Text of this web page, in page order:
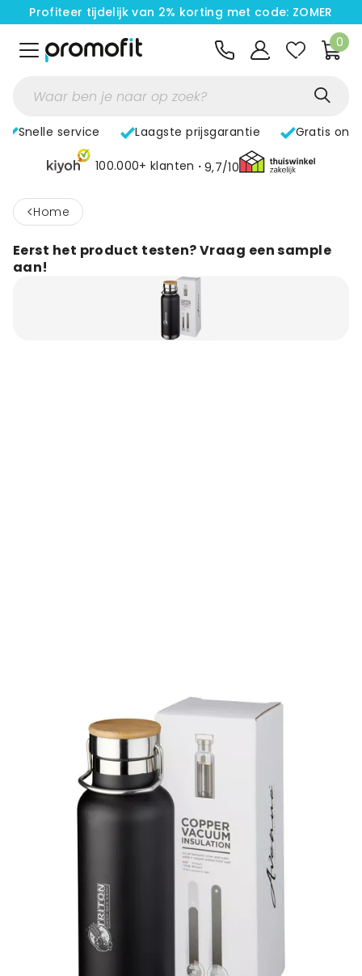
Profiteer tijdelijk van 2% korting met code: ZOMER
0
Snelle service Laagste prijsgarantie Gratis
100.000+ klanten 9,7/10
< home
Eerst het product testen? Vraag een sample
aan!